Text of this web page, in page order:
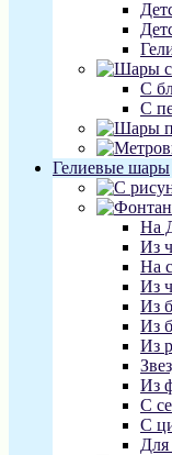
С
С
Гелиевые шары
На
Из
На
Из
Из
Из
Из
Из
С
С